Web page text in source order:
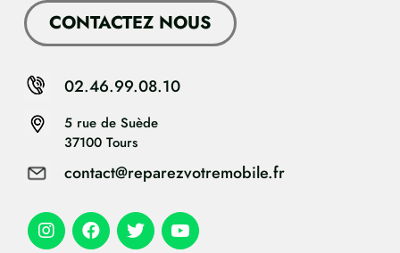
CONTACTEZ NOUS
5 rue de Suède
37100 Tours
contact@reparezvotremobile.fr
02.46.99.08.10